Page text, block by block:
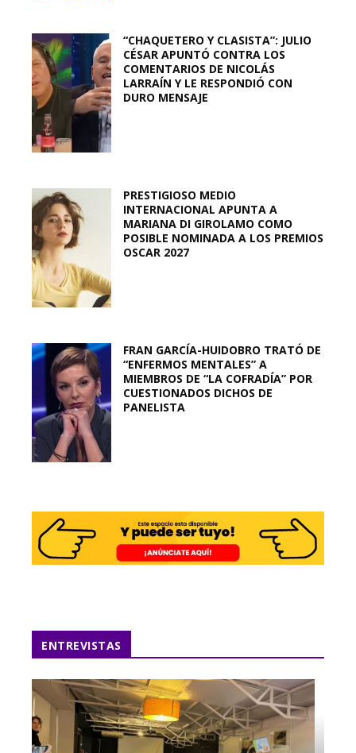
“CHAQUETERO Y CLASISTA”: JULIO
CÉSAR APUNTÓ CONTRA LOS
COMENTARIOS DE NICOLÁS
LARRAÍN Y LE RESPONDIÓ CON
DURO MENSAJE
PRESTIGIOSO MEDIO
INTERNACIONAL APUNTA A
MARIANA DI GIROLAMO COMO
POSIBLE NOMINADA A LOS PREMIOS
OSCAR 2027
FRAN GARCÍA-HUIDOBRO TRATÓ DE
“ENFERMOS MENTALES” A
MIEMBROS DE “LA COFRADÍA” POR
CUESTIONADOS DICHOS DE
PANELISTA
ENTREVISTAS